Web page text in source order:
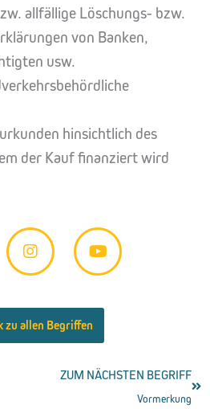
allfällige Löschungs- bzw.
von Banken,
usw.
hinsichtlich des
der Kauf finanziert wird
I
n
t
g
r
a
Y
o
t
b
zu allen Begriffen
ZUM NÄCHSTEN BEGRIFF
Vormerkung